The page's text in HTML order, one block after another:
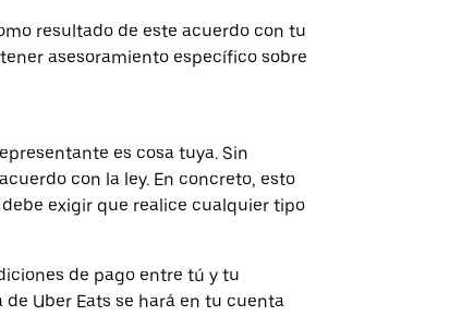
resultado de este acuerdo con tu
asesoramiento específico sobre
es cosa tuya. Sin
con la ley. En concreto, esto
exigir que realice cualquier tipo
de pago entre tú y tu
Uber Eats se hará en tu cuenta